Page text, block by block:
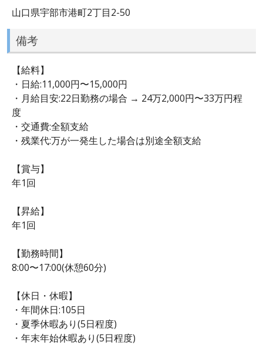
山口県宇部市港町2丁目2-50
備考
【給料】
・日給:11,000円〜15,000円
・月給目安:22日勤務の場合 → 24万2,000円〜33万円程
度
・交通費:全額支給
・残業代:万が一発生した場合は別途全額支給
【賞与】
年1回
【昇給】
年1回
【勤務時間】
8:00〜17:00(休憩60分)
【休日・休暇】
・年間休日:105日
・夏季休暇あり(5日程度)
・年末年始休暇あり(5日程度)